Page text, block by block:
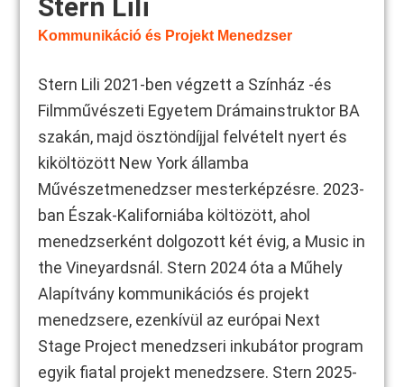
Stern Lili
Kommunikáció és Projekt Menedzser
Stern Lili 2021-ben végzett a Színház -és
Filmművészeti Egyetem Drámainstruktor BA
szakán, majd ösztöndíjjal felvételt nyert és
kiköltözött New York államba
Művészetmenedzser mesterképzésre. 2023-
ban Észak-Kaliforniába költözött, ahol
menedzserként dolgozott két évig, a Music in
the Vineyardsnál. Stern 2024 óta a Műhely
Alapítvány kommunikációs és projekt
menedzsere, ezenkívül az európai Next
Stage Project menedzseri inkubátor program
egyik fiatal projekt menedzsere. Stern 2025-